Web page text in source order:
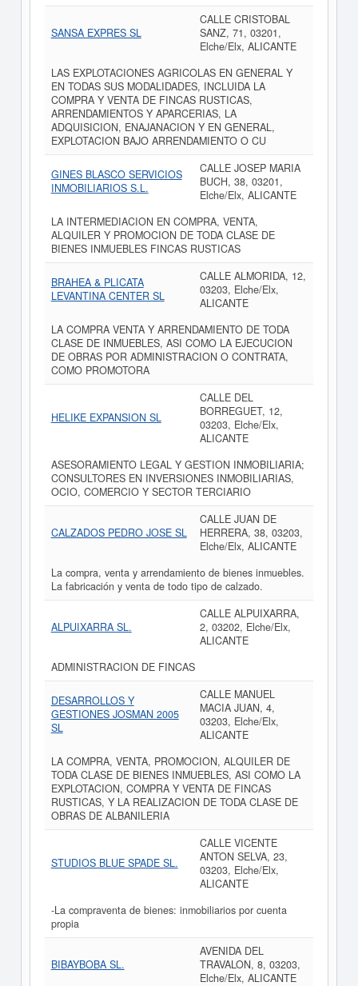
SANSA EXPRES SL
CALLE CRISTOBAL
SANZ, 71, 03201,
Elche/Elx, ALICANTE
LAS EXPLOTACIONES AGRICOLAS EN GENERAL Y
EN TODAS SUS MODALIDADES, INCLUIDA LA
COMPRA Y VENTA DE FINCAS RUSTICAS,
ARRENDAMIENTOS Y APARCERIAS, LA
ADQUISICION, ENAJANACION Y EN GENERAL,
EXPLOTACION BAJO ARRENDAMIENTO O CU
GINES BLASCO SERVICIOS
INMOBILIARIOS S.L.
CALLE JOSEP MARIA
BUCH, 38, 03201,
Elche/Elx, ALICANTE
LA INTERMEDIACION EN COMPRA, VENTA,
ALQUILER Y PROMOCION DE TODA CLASE DE
BIENES INMUEBLES FINCAS RUSTICAS
BRAHEA & PLICATA
LEVANTINA CENTER SL
CALLE ALMORIDA, 12,
03203, Elche/Elx,
ALICANTE
LA COMPRA VENTA Y ARRENDAMIENTO DE TODA
CLASE DE INMUEBLES, ASI COMO LA EJECUCION
DE OBRAS POR ADMINISTRACION O CONTRATA,
COMO PROMOTORA
HELIKE EXPANSION SL
CALLE DEL
BORREGUET, 12,
03203, Elche/Elx,
ALICANTE
ASESORAMIENTO LEGAL Y GESTION INMOBILIARIA;
CONSULTORES EN INVERSIONES INMOBILIARIAS,
OCIO, COMERCIO Y SECTOR TERCIARIO
CALZADOS PEDRO JOSE SL
CALLE JUAN DE
HERRERA, 38, 03203,
Elche/Elx, ALICANTE
La compra, venta y arrendamiento de bienes inmuebles.
La fabricación y venta de todo tipo de calzado.
ALPUIXARRA SL.
CALLE ALPUIXARRA,
2, 03202, Elche/Elx,
ALICANTE
ADMINISTRACION DE FINCAS
DESARROLLOS Y
GESTIONES JOSMAN 2005
SL
CALLE MANUEL
MACIA JUAN, 4,
03203, Elche/Elx,
ALICANTE
LA COMPRA, VENTA, PROMOCION, ALQUILER DE
TODA CLASE DE BIENES INMUEBLES, ASI COMO LA
EXPLOTACION, COMPRA Y VENTA DE FINCAS
RUSTICAS, Y LA REALIZACION DE TODA CLASE DE
OBRAS DE ALBANILERIA
STUDIOS BLUE SPADE SL.
CALLE VICENTE
ANTON SELVA, 23,
03203, Elche/Elx,
ALICANTE
-La compraventa de bienes: inmobiliarios por cuenta
propia
BIBAYBOBA SL.
AVENIDA DEL
TRAVALON, 8, 03203,
Elche/Elx, ALICANTE